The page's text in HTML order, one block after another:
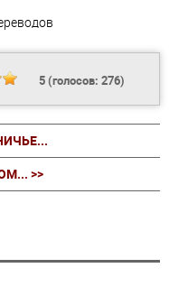
5(голосов: 276)
>>